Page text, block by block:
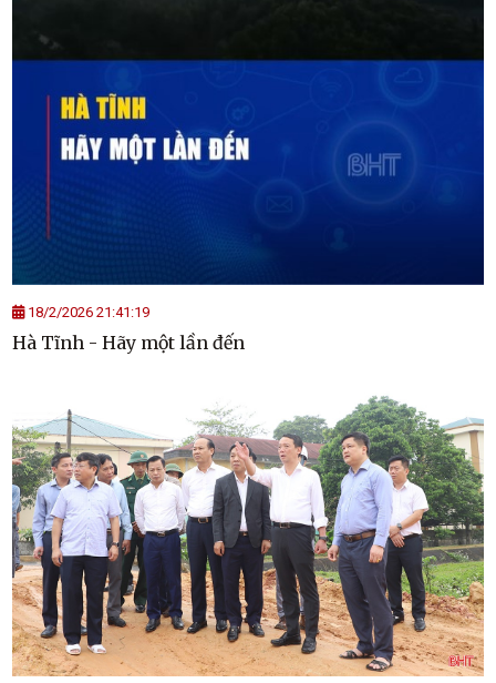
18/2/2026 21:41:19
Hà Tĩnh - Hãy một lần đến